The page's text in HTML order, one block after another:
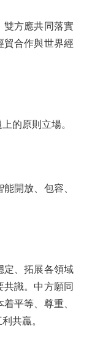
方應共同落實
貿合作與世界經
的原則立場。
開放、包容、
、拓展各領域
識。中方願同
平等、尊重、
共贏。